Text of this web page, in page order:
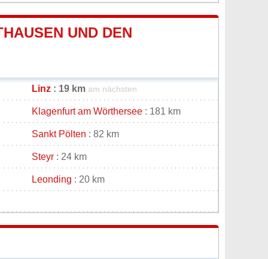
UND DEN
Linz : 19 km am nächsten
Klagenfurt am Wörthersee : 181 km
Sankt Pölten : 82 km
Steyr : 24 km
Leonding : 20 km